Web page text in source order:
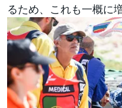
るため、これも一概に